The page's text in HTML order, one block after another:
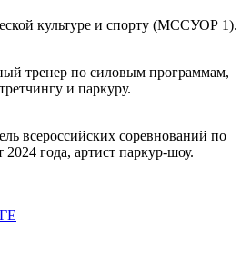
культуре и спорту (МССУОР 1).
тренер по силовым программам,
и паркуру.
всероссийских соревнований по
2024 года, артист паркур-шоу.